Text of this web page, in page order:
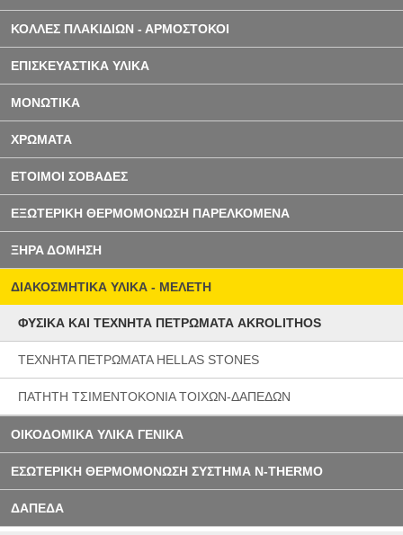
ΚΟΛΛΕΣ ΠΛΑΚΙΔΙΩΝ - ΑΡΜΟΣΤΟΚΟΙ
ΕΠΙΣΚΕΥΑΣΤΙΚΑ ΥΛΙΚΑ
ΜΟΝΩΤΙΚΑ
ΧΡΩΜΑΤΑ
ΕΤΟΙΜΟΙ ΣΟΒΑΔΕΣ
ΕΞΩΤΕΡΙΚΗ ΘΕΡΜΟΜΟΝΩΣΗ ΠΑΡΕΛΚΟΜΕΝΑ
ΞΗΡΑ ΔΟΜΗΣΗ
ΔΙΑΚΟΣΜΗΤΙΚΑ ΥΛΙΚΑ - ΜΕΛΕΤΗ
ΦΥΣΙΚΑ ΚΑΙ ΤΕΧΝΗΤΑ ΠΕΤΡΩΜΑΤΑ AKROLITHOS
ΤΕΧΝΗΤΑ ΠΕΤΡΩΜΑΤΑ HELLAS STONES
ΠΑΤΗΤΗ ΤΣΙΜΕΝΤΟΚΟΝΙΑ ΤΟΙΧΩΝ-ΔΑΠΕΔΩΝ
ΟΙΚΟΔΟΜΙΚΑ ΥΛΙΚΑ ΓΕΝΙΚΑ
ΕΣΩΤΕΡΙΚΗ ΘΕΡΜΟΜΟΝΩΣΗ ΣΥΣΤΗΜΑ N-THERMO
ΔΑΠΕΔΑ